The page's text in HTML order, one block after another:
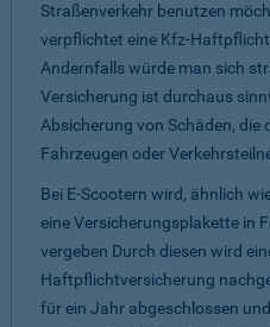
Straßenverkehr benutzen
verpflichtet eine Kfz-
Andernfalls würde man sich
Versicherung ist durchaus
Absicherung von Schäden, die
Fahrzeugen oder
Bei E-Scootern wird, ähnlich
eine Versicherungsplakette in
vergeben Durch diesen wird
Haftpflichtversicherung
für ein Jahr abgeschlossen